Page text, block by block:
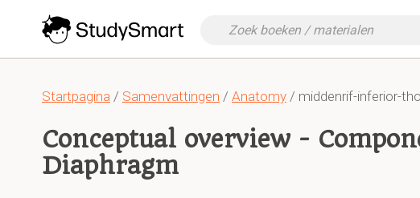
Startpagina / Samenvattingen / Anatomy / middenrif-inferior-
Conceptual overview -
Diaphragm